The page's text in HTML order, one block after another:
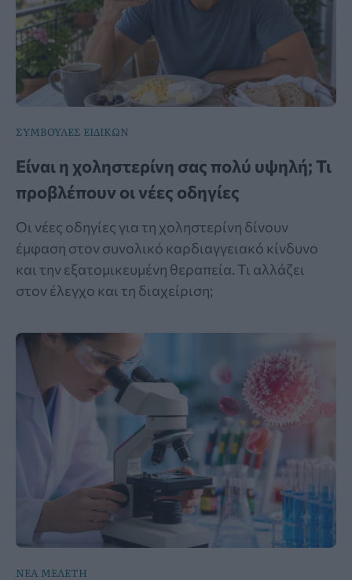
ΣΥΜΒΟΥΛΕΣ ΕΙΔΙΚΩΝ
Είναι η χοληστερίνη σας πολύ υψηλή; Τι
προβλέπουν οι νέες οδηγίες
Οι νέες οδηγίες για τη χοληστερίνη δίνουν
έμφαση στον συνολικό καρδιαγγειακό κίνδυνο
και την εξατομικευμένη θεραπεία. Τι αλλάζει
στον έλεγχο και τη διαχείριση;
ΝΕΑ ΜΕΛΕΤΗ